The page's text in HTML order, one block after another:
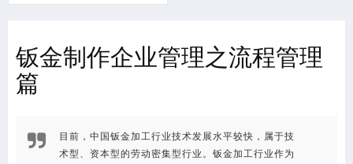
钣金制作企业管理之流程管理
篇
目前，中国钣金加工行业技术发展水平较快，属于技
术型、资本型的劳动密集型行业。钣金加工行业作为